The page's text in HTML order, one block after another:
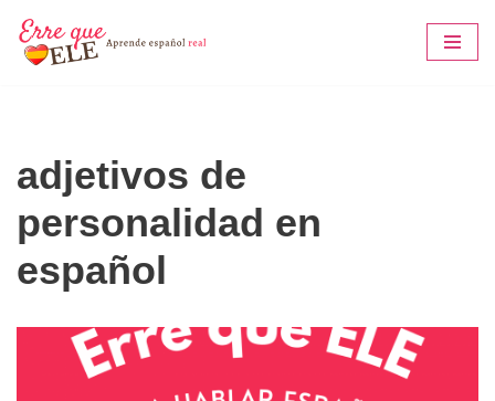
Saltar
adjetivos de
personalidad en
español